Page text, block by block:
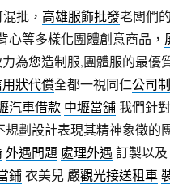
批， 高雄服飾批發老闆們
心等多樣化團體創意商品，
為您造制服,團體服的最優
狀代償全都一視同仁公司制
汽車借款 中壢當舖我們針對
規劃設計表現其精神象徵的
外遇問題 處理外遇 訂製以及
鋪衣美兒 嚴觀光接送租車